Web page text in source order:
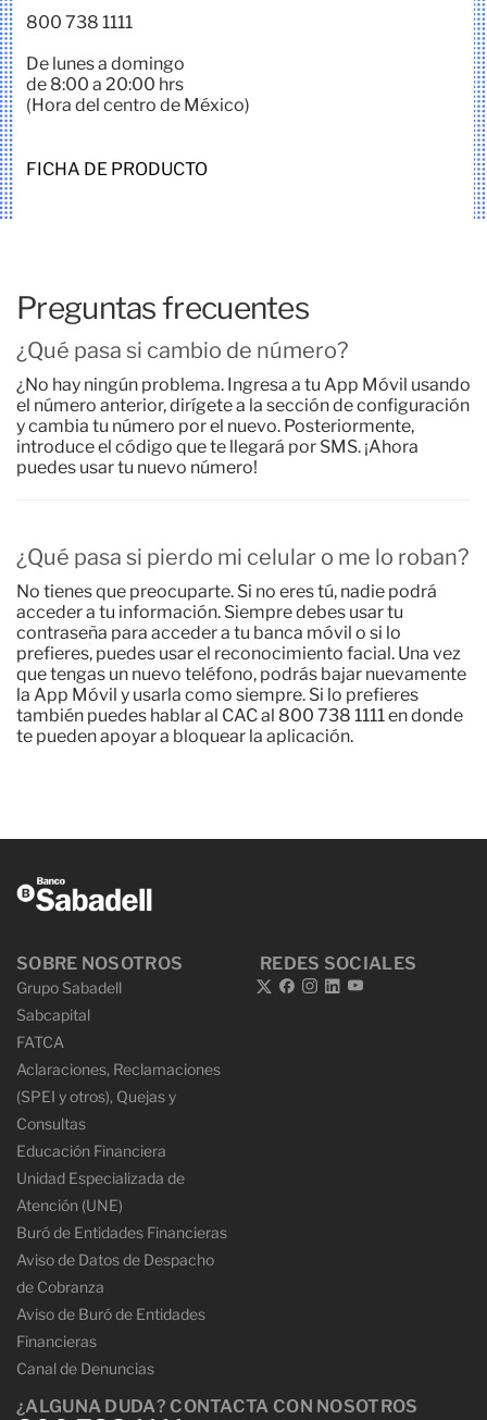
800 738 1111
De lunes a domingo
de 8:00 a 20:00 hrs
(Hora del centro de México)
FICHA DE PRODUCTO
Preguntas frecuentes
¿Qué pasa si cambio de número?
¿No hay ningún problema. Ingresa a tu App Móvil usando
el número anterior, dirígete a la sección de configuración
y cambia tu número por el nuevo. Posteriormente,
introduce el código que te llegará por SMS. ¡Ahora
puedes usar tu nuevo número!
¿Qué pasa si pierdo mi celular o me lo roban?
No tienes que preocuparte. Si no eres tú, nadie podrá
acceder a tu información. Siempre debes usar tu
contraseña para acceder a tu banca móvil o si lo
prefieres, puedes usar el reconocimiento facial. Una vez
que tengas un nuevo teléfono, podrás bajar nuevamente
la App Móvil y usarla como siempre. Si lo prefieres
también puedes hablar al CAC al 800 738 1111 en donde
te pueden apoyar a bloquear la aplicación.
SOBRE NOSOTROS
Grupo Sabadell
Sabcapital
FATCA
Aclaraciones, Reclamaciones
(SPEI y otros), Quejas y
Consultas
Educación Financiera
Unidad Especializada de
Atención (UNE)
Buró de Entidades Financieras
Aviso de Datos de Despacho
de Cobranza
Aviso de Buró de Entidades
Financieras
Canal de Denuncias
REDES SOCIALES
¿ALGUNA DUDA? CONTACTA CON NOSOTROS